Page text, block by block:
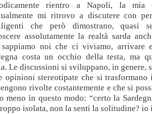
rientro a Napoli, la mia
mi ritrovo a discutere con
che però dimostrano, quasi
assolutamente la realtà sarda
sappiamo noi che ci viviamo, arrivare
costa un occhio della testa, ma
Le discussioni si sviluppano, in genere,
opinioni stereotipate che si trasformano
rivolte costantemente e che si
meno in questo modo: “certo la
isolata, non la senti la solitudine? io